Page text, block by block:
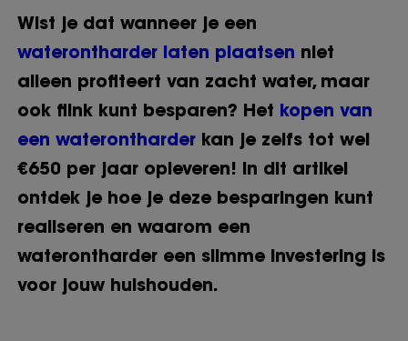
Wist je dat wanneer je een
waterontharder laten plaatsen niet
alleen profiteert van zacht water, maar
ook flink kunt besparen? Het kopen van
een waterontharder kan je zelfs tot wel
€650 per jaar opleveren! In dit artikel
ontdek je hoe je deze besparingen kunt
realiseren en waarom een
waterontharder een slimme investering is
voor jouw huishouden.